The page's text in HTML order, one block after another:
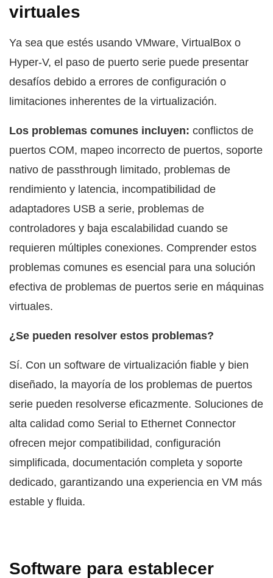
virtuales
Ya sea que estés usando VMware, VirtualBox o
Hyper-V, el paso de puerto serie puede presentar
desafíos debido a errores de configuración o
limitaciones inherentes de la virtualización.
Los problemas comunes incluyen: conflictos de
puertos COM, mapeo incorrecto de puertos, soporte
nativo de passthrough limitado, problemas de
rendimiento y latencia, incompatibilidad de
adaptadores USB a serie, problemas de
controladores y baja escalabilidad cuando se
requieren múltiples conexiones. Comprender estos
problemas comunes es esencial para una solución
efectiva de problemas de puertos serie en máquinas
virtuales.
¿Se pueden resolver estos problemas?
Sí. Con un software de virtualización fiable y bien
diseñado, la mayoría de los problemas de puertos
serie pueden resolverse eficazmente. Soluciones de
alta calidad como Serial to Ethernet Connector
ofrecen mejor compatibilidad, configuración
simplificada, documentación completa y soporte
dedicado, garantizando una experiencia en VM más
estable y fluida.
Software para establecer